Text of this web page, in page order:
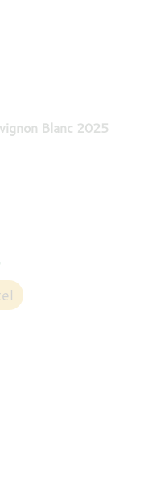
Blanc 2025